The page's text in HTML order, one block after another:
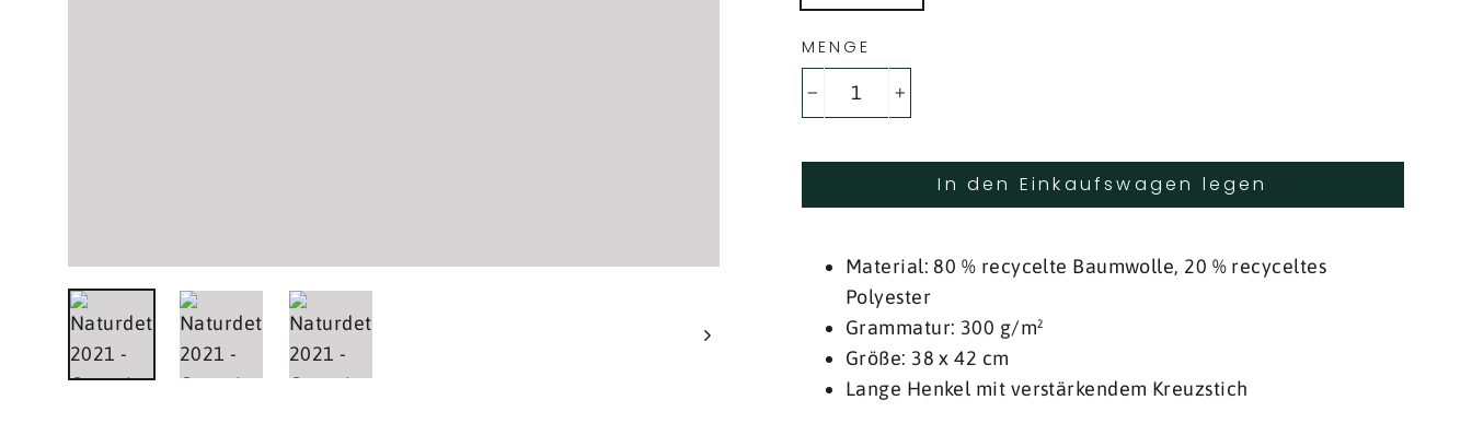
MENGE
In den Einkaufswagen legen
Material: 80 % recycelte Baumwolle, 20 % recyceltes
Polyester
Grammatur: 300 g/m²
Größe: 38 x 42 cm
Lange Henkel mit verstärkendem Kreuzstich